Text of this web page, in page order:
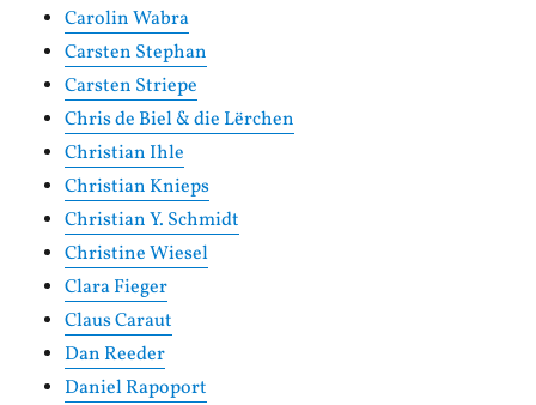
Carolin Wabra
Carsten Stephan
Carsten Striepe
Chris de Biel & die Lërchen
Christian Ihle
Christian Knieps
Christian Y. Schmidt
Christine Wiesel
Clara Fieger
Claus Caraut
Dan Reeder
Daniel Rapoport